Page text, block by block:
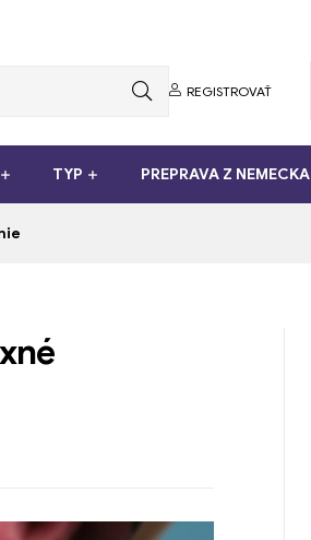
REGISTROVAŤ
TYP PREPRAVA Z NEMECKA